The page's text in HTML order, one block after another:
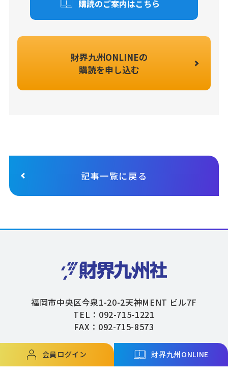
購読のご案内はこちら
財界九州ONLINEの
購読を申し込む
記事一覧に戻る
会員ログイン 財界九州ONLINE
福岡市中央区今泉1-20-2天神MENT ビル7F
TEL：092-715-1221
FAX：092-715-8573
Copyright © ZAIKAIKYUSHU Co,.Ltd. All Rights Reserved.